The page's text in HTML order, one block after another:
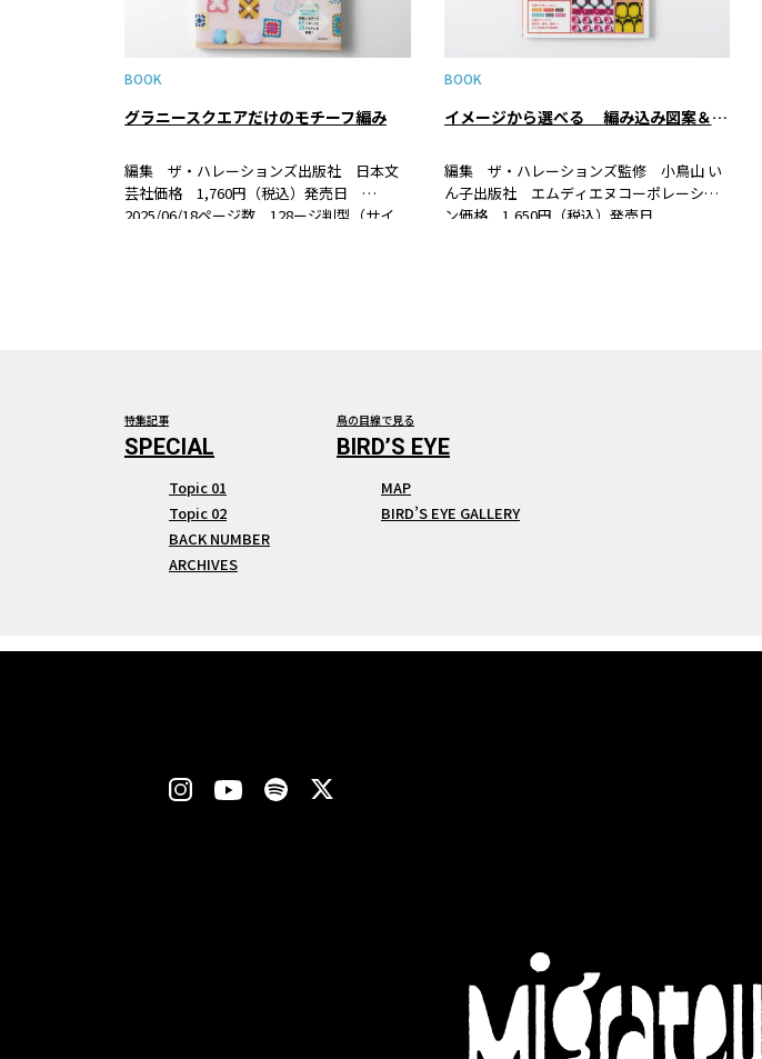
BOOK
グラニースクエアだけのモチーフ編み
編集 ザ・ハレーションズ出版社 日本文
芸社価格 1,760円（税込）発売日
2025/06/18ページ数 128ージ判型（サイ
BOOK
イメージから選べる 編み込み図案＆配色パターンブック
編集 ザ・ハレーションズ監修 小鳥山 い
ん子出版社 エムディエヌコーポレーショ
ン価格 1,650円（税込）発売日
特集記事
Topic 01
Topic 02
BACK NUMBER
ARCHIVES
鳥の目線で見る
MAP
BIRD’S EYE GALLERY